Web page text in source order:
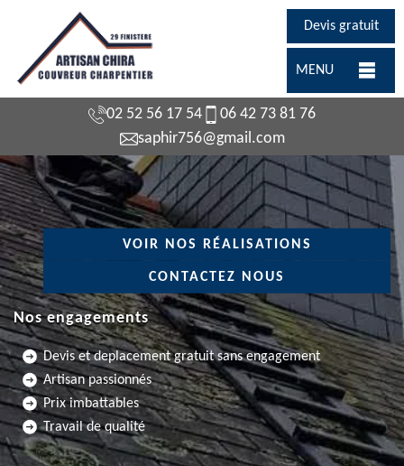
Devis gratuit
MENU
02 52 56 17 54
06 42 73 81 76
saphir756@gmail.com
VOIR NOS RÉALISATIONS
CONTACTEZ NOUS
Nos engagements
Devis et deplacement gratuit sans engagement
Artisan passionnés
Prix imbattables
Travail de qualité